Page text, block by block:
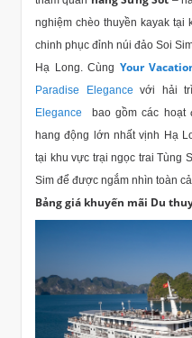
nghiệm chèo thuyền kayak tại
chinh phục đỉnh núi đảo Soi
Hạ Long. Cùng Your
Paradise Elegancevới hải
Elegance bao gồm các hoạt
hang động lớn nhất vịnh Hạ
tại khu vực trại ngọc trai Tùng
Sim để được ngắm nhìn toàn
Bảng giá khuyến mãi Du